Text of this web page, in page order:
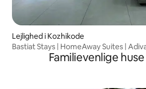
Lejlighed i Kozhikode
Bastiat Stays | HomeAway Suites |
Familievenlige